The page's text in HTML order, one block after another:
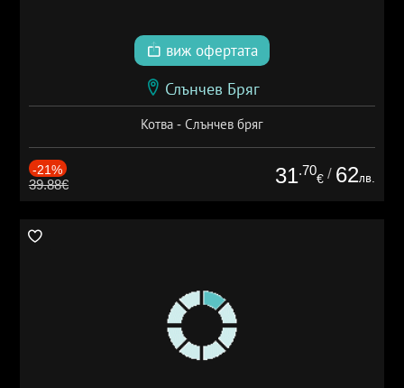
виж офертата
Слънчев Бряг
Котва - Слънчев бряг
-21%
39.88€ 31.70
€ / 62лв.